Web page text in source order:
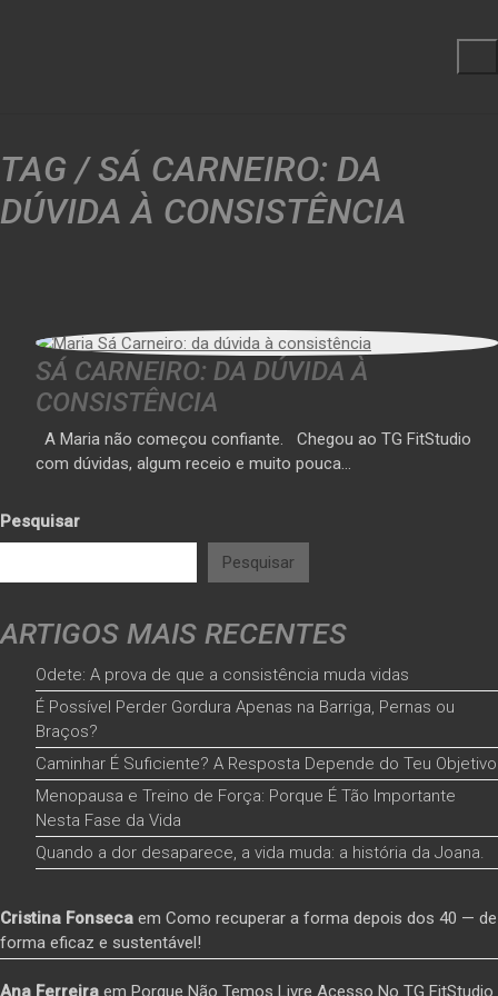
TAG /SÁ CARNEIRO: DA
DÚVIDA À CONSISTÊNCIA
SÁ CARNEIRO: DA DÚVIDA À
CONSISTÊNCIA
A Maria não começou confiante. Chegou ao TG FitStudio
com dúvidas, algum receio e muito pouca…
Pesquisar
Pesquisar
ARTIGOS MAIS RECENTES
Odete: A prova de que a consistência muda vidas
É Possível Perder Gordura Apenas na Barriga, Pernas ou
Braços?
Caminhar É Suficiente? A Resposta Depende do Teu Objetivo
Menopausa e Treino de Força: Porque É Tão Importante
Nesta Fase da Vida
Quando a dor desaparece, a vida muda: a história da Joana.
Cristina Fonseca em Como recuperar a forma depois dos 40 — de
forma eficaz e sustentável!
Ana Ferreira em Porque Não Temos Livre Acesso No TG FitStudio